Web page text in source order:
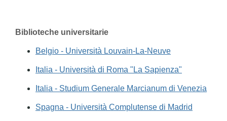
Biblioteche universitarie
Belgio - Università Louvain-La-Neuve
Italia - Università di Roma "La Sapienza"
Italia - Studium Generale Marcianum di Venezia
Spagna - Università Complutense di Madrid